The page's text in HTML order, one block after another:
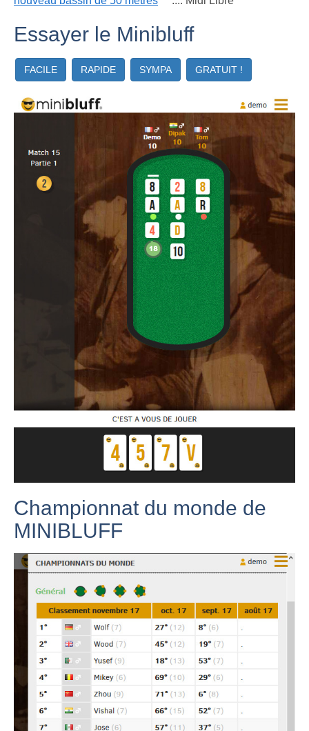
Essayer le Minibluff
FACILE RAPIDE SYMPA GRATUIT !
Championnat du monde de
MINIBLUFF